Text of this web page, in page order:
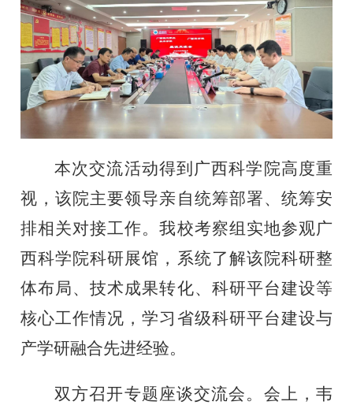
本次交流活动得到广西科学院高度重
视，该院主要领导亲自统筹部署、统筹安
排相关对接工作。我校考察组实地参观广
西科学院科研展馆，系统了解该院科研整
体布局、技术成果转化、科研平台建设等
核心工作情况，学习省级科研平台建设与
产学研融合先进经验。
双方召开专题座谈交流会。会上，韦